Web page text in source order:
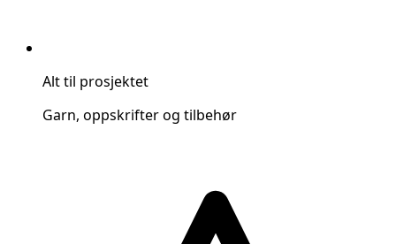
Alt til prosjektet
Garn, oppskrifter og tilbehør